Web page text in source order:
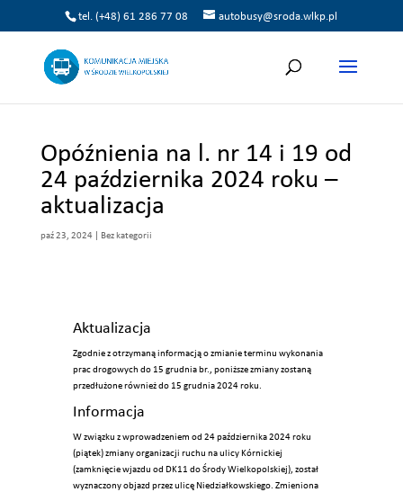
tel. (+48) 61 286 77 08 autobusy@sroda.wlkp.pl
Opóźnienia na l. nr 14 i 19 od
24 października 2024 roku –
aktualizacja
paź 23, 2024| Bez kategorii
Aktualizacja
Zgodnie z otrzymaną informacją o zmianie terminu wykonania
prac drogowych do 15 grudnia br., poniższe zmiany zostaną
przedłużone również do 15 grudnia 2024 roku.
Informacja
W związku z wprowadzeniem od 24 października 2024 roku
(piątek) zmiany organizacji ruchu na ulicy Kórnickiej
(zamknięcie wjazdu od DK11 do Środy Wielkopolskiej), został
wyznaczony objazd przez ulicę Niedziałkowskiego. Zmieniona